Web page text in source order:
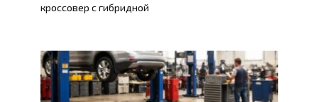
кроссовер с гибридной